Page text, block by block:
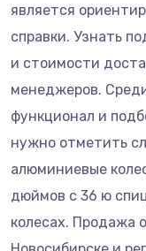
является
справки. Узнать
и стоимости
менеджеров.
функционал и
нужно отметить
алюминиевые
дюймов с 36 ю
колесах. Продажа